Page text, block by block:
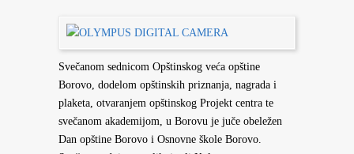
Svečanom sednicom Opštinskog veća opštine
Borovo, dodelom opštinskih priznanja, nagrada i
plaketa, otvaranjem opštinskog Projekt centra te
svečanom akademijom, u Borovu je juče obeležen
Dan opštine Borovo i Osnovne škole Borovo.